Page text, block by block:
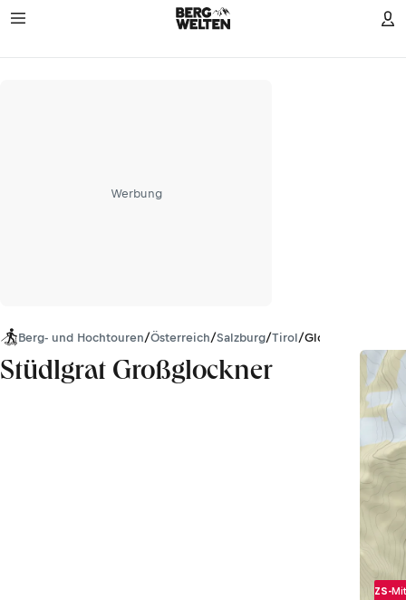
Werbung
Berg- und Hochtouren/Österreich/Salzburg/Tirol/Glocknergruppe
Stüdlgrat Großglockner
ZS-